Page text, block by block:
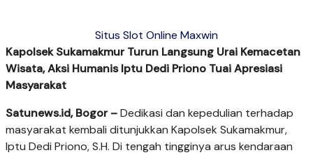
Situs Slot Online Maxwin
Kapolsek Sukamakmur Turun Langsung Urai Kemacetan
Wisata, Aksi Humanis Iptu Dedi Priono Tuai Apresiasi
Masyarakat
Satunews.id, Bogor –Dedikasi dan kepedulian terhadap
masyarakat kembali ditunjukkan Kapolsek Sukamakmur,
Iptu Dedi Priono, S.H. Di tengah tingginya arus kendaraan